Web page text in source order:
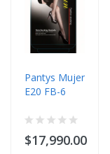
Pantys Mujer
E20 FB-6
$17,990.00